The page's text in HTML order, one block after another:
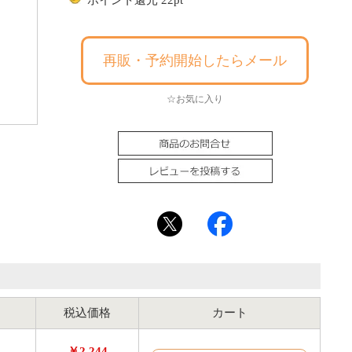
再販・予約開始したらメール
☆お気に入り
税込価格 カート